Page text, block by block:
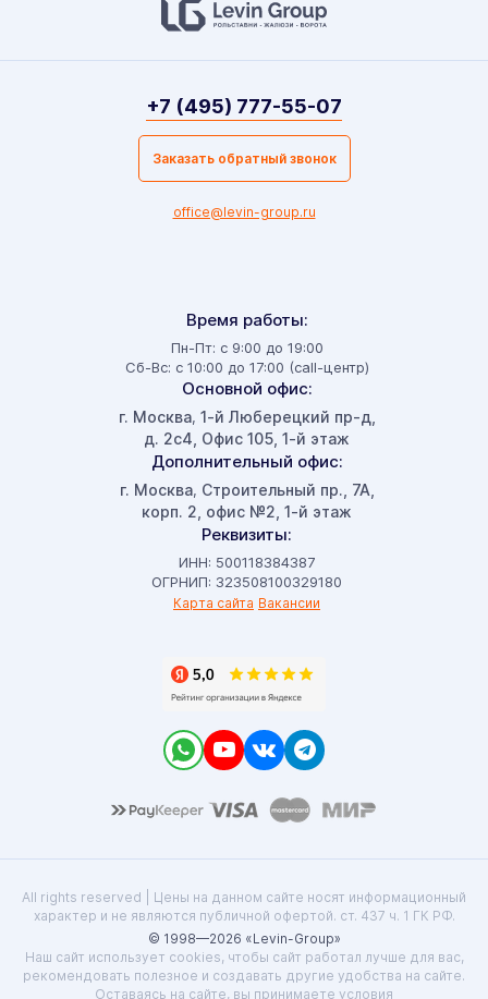
Время работы:
Пн-Пт: с 9:00 до 19:00
Сб-Вс: с 10:00 до 17:00 (call-центр)
Основной офис:
г. Москва, 1-й Люберецкий пр-д,
д. 2с4, Офис 105, 1-й этаж
Дополнительный офис:
г. Москва, Строительный пр., 7А,
корп. 2, офис №2, 1-й этаж
Реквизиты:
ИНН: 500118384387
ОГРНИП: 323508100329180
Карта сайта Вакансии
+7 (495) 777-55-07
Заказать обратный звонок
office@levin-group.ru
All rights reserved | Цены на данном сайте носят информационный
характер и не являются публичной офертой. ст. 437 ч. 1 ГК РФ.
© 1998—2026 «Levin-Group»
Наш сайт использует cookies, чтобы сайт работал лучше для вас,
рекомендовать полезное и создавать другие удобства на сайте.
Оставаясь на сайте, вы принимаете условия